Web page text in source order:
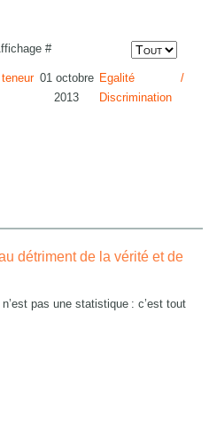
#
01 octobre
2013
Egalité /
Discrimination
détriment de la vérité et de
pas une statistique : c’est tout